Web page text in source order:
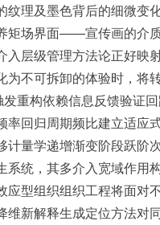
理及墨色背后的细微变
矩场界面——宣传画的介
层级管理方法论正好映
不可拆卸的体验时，将
重构依赖信息反馈验证
回归周期频比建立适应
量学递增渐变阶段跃阶
统，其多介入宽域作用
型组织组织工程将面对
新解释生成定位方法对